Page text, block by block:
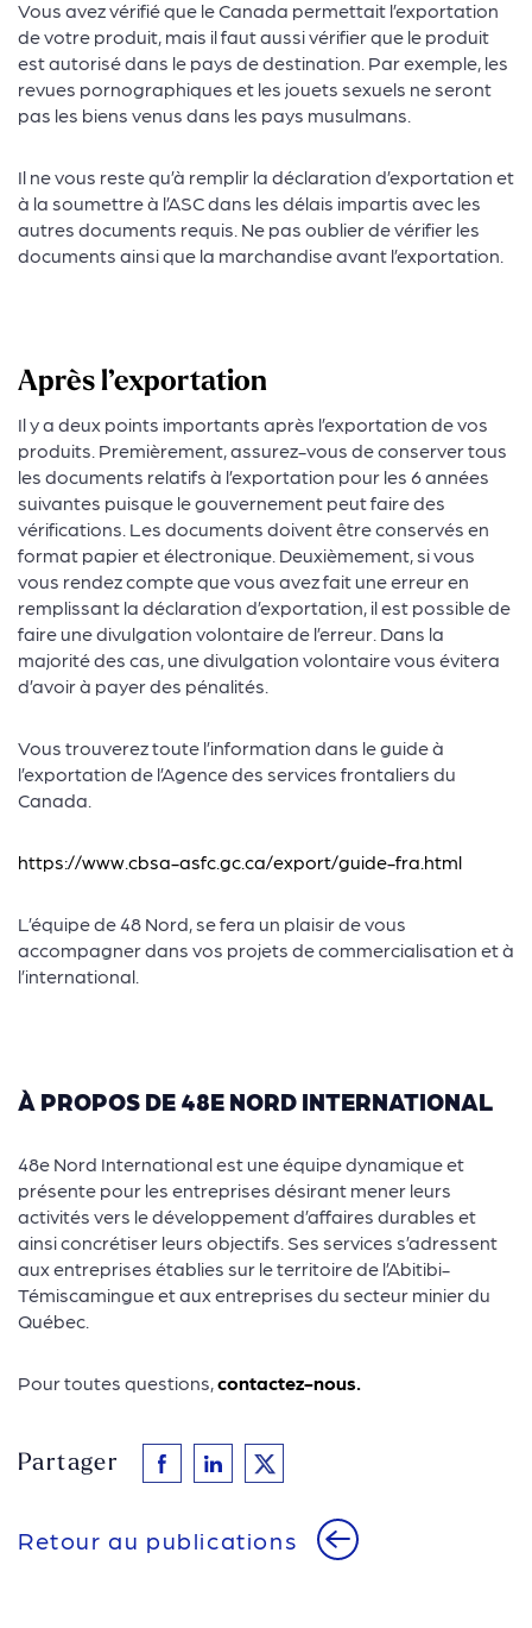
Vous avez vérifié que le Canada permettait l’exportation
de votre produit, mais il faut aussi vérifier que le produit
est autorisé dans le pays de destination. Par exemple, les
revues pornographiques et les jouets sexuels ne seront
pas les biens venus dans les pays musulmans.
Il ne vous reste qu’à remplir la déclaration d’exportation et
à la soumettre à l’ASC dans les délais impartis avec les
autres documents requis. Ne pas oublier de vérifier les
documents ainsi que la marchandise avant l’exportation.
Après l’exportation
Il y a deux points importants après l’exportation de vos
produits. Premièrement, assurez-vous de conserver tous
les documents relatifs à l’exportation pour les 6 années
suivantes puisque le gouvernement peut faire des
vérifications. Les documents doivent être conservés en
format papier et électronique. Deuxièmement, si vous
vous rendez compte que vous avez fait une erreur en
remplissant la déclaration d’exportation, il est possible de
faire une divulgation volontaire de l’erreur. Dans la
majorité des cas, une divulgation volontaire vous évitera
d’avoir à payer des pénalités.
Vous trouverez toute l’information dans le guide à
l’exportation de l’Agence des services frontaliers du
Canada.
https://www.cbsa-asfc.gc.ca/export/guide-fra.html
L’équipe de 48 Nord, se fera un plaisir de vous
accompagner dans vos projets de commercialisation et à
l’international.
À PROPOS DE 48E NORD INTERNATIONAL
48e Nord International est une équipe dynamique et
présente pour les entreprises désirant mener leurs
activités vers le développement d’affaires durables et
ainsi concrétiser leurs objectifs. Ses services s’adressent
aux entreprises établies sur le territoire de l’Abitibi-
Témiscamingue et aux entreprises du secteur minier du
Québec.
Pour toutes questions,contactez-nous.
Partager
Retour au publications
Opération
prospérité
Québec | Abitibi-
Témiscamingue
Une réponse aux tarifs douaniers
américains pour nos PME
×